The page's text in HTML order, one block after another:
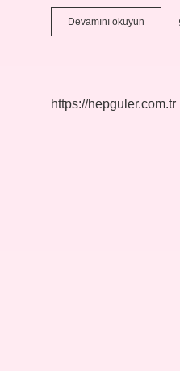
Devamını okuyun
Tutmak
https://hepguler.com.tr